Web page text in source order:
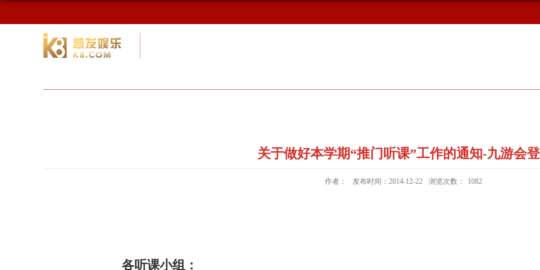
关于做好本学期“推门听课”工作的通知-九游会
作者： 发布时间：2014-12-22 浏览次数： 1082
各听课小组：